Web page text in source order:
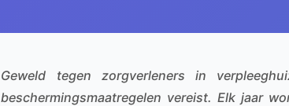
Geweld tegen zorgverleners in
beschermingsmaatregelen vereist. Elk jaar